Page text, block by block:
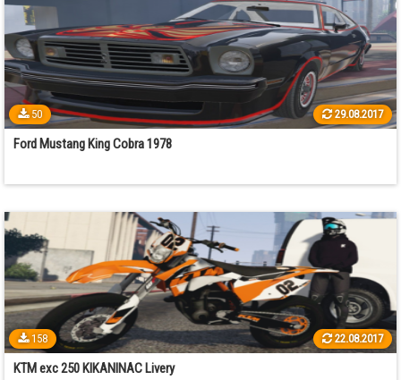
50 29.08.2017
Ford Mustang King Cobra 1978
158 22.08.2017
KTM exc 250 KIKANINAC Livery